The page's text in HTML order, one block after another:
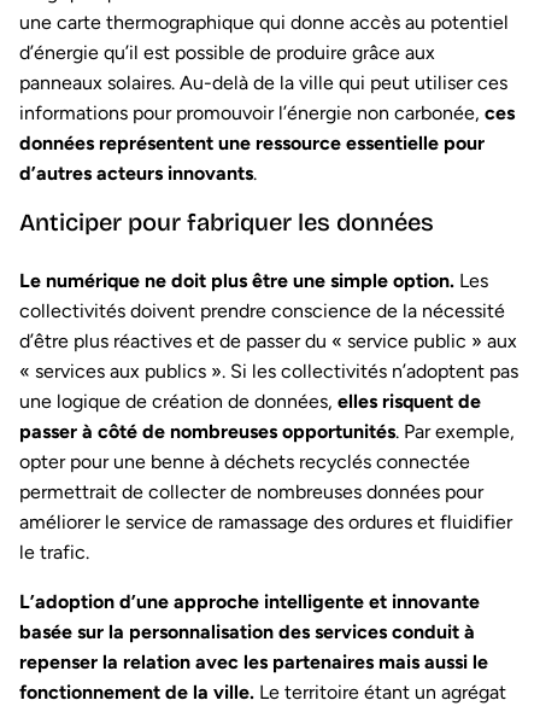
une carte thermographique qui donne accès au potentiel
d’énergie qu’il est possible de produire grâce aux
panneaux solaires. Au-delà de la ville qui peut utiliser ces
informations pour promouvoir l’énergie non carbonée, ces
données représentent une ressource essentielle pour
d’autres acteurs innovants.
Anticiper pour fabriquer les données
Le numérique ne doit plus être une simple option. Les
collectivités doivent prendre conscience de la nécessité
d’être plus réactives et de passer du « service public » aux
« services aux publics ». Si les collectivités n’adoptent pas
une logique de création de données, elles risquent de
passer à côté de nombreuses opportunités. Par exemple,
opter pour une benne à déchets recyclés connectée
permettrait de collecter de nombreuses données pour
améliorer le service de ramassage des ordures et fluidifier
le trafic.
L’adoption d’une approche intelligente et innovante
basée sur la personnalisation des services conduit à
repenser la relation avec les partenaires mais aussi le
fonctionnement de la ville. Le territoire étant un agrégat